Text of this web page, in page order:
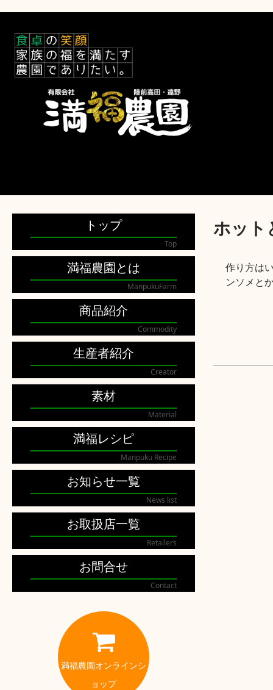
トップ
Top
満福農園とは
ManpukuFarm
商品紹介
Commodity
生産者紹介
Creator
素材
Material
満福レシピ
Manpuku Recipe
お知らせ一覧
News list
お取扱店一覧
Retailers
お問合せ
Contact
満福農園オンラインシ
ョップ
ホット
作り方は
ンソメと